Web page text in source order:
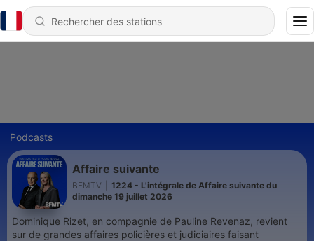
Podcasts
Affaire suivante
BFMTV
1224 - L'intégrale de Affaire suivante du
dimanche 19 juillet 2026
Dominique Rizet, en compagnie de Pauline Revenaz, revient
sur de grandes affaires policières et judiciaires faisant